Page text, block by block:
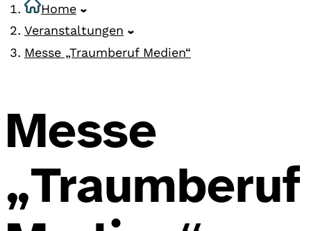
Home
Veranstaltungen
Messe „Traumberuf Medien“
Messe
„Traumberuf